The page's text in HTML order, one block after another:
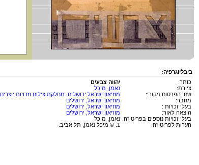
ביבליוגרפיה:
כותר:
יהווה צבעים
ציירת:
נאמן, מיכל
שם הפרסום מקורי:
מוזיאון ישראל ירושלים. מחלקת צילום וזכויות יוצרים
מחבר:
מוזיאון ישראל, ירושלים
בעלי זכויות :
מוזיאון ישראל, ירושלים
הוצאה לאור:
מוזיאון ישראל, ירושלים
בעלי זכויות נוספים בפריט זה: נאמן, מיכל
הערות לפריט זה:
1. © מיכל נאמן, תל אביב.